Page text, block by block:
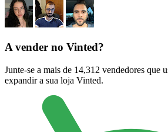
A vender no Vinted?
Junte-se a mais de 14,312 vendedores que
expandir a sua loja Vinted.